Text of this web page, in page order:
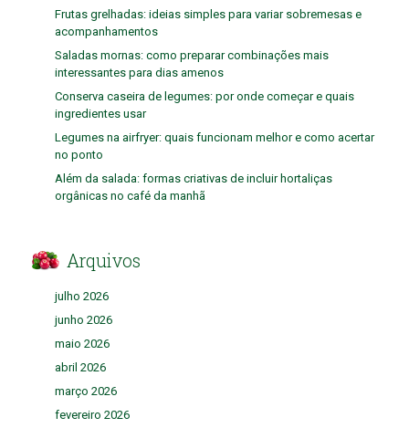
Frutas grelhadas: ideias simples para variar sobremesas e
acompanhamentos
Saladas mornas: como preparar combinações mais
interessantes para dias amenos
Conserva caseira de legumes: por onde começar e quais
ingredientes usar
Legumes na airfryer: quais funcionam melhor e como acertar
no ponto
Além da salada: formas criativas de incluir hortaliças
orgânicas no café da manhã
Arquivos
julho 2026
junho 2026
maio 2026
abril 2026
março 2026
fevereiro 2026